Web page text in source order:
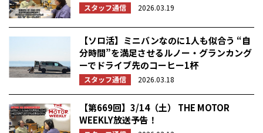
スタッフ通信 2026.03.19
【ソロ活】ミニバンなのに1人も似合う “自
分時間”を満足させるルノー・グランカング
ーでドライブ先のコーヒー1杯
スタッフ通信 2026.03.18
【第669回】3/14（土） THE MOTOR
WEEKLY放送予告！